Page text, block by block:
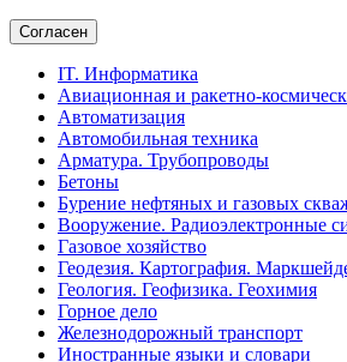
Согласен
IT. Информатика
Авиационная и ракетно-
Автоматизация
Автомобильная техника
Арматура. Трубопроводы
Бетоны
Бурение нефтяных и газовых
Вооружение. Радиоэлектронные
Газовое хозяйство
Геодезия. Картография.
Геология. Геофизика. Геохимия
Горное дело
Железнодорожный транспорт
Иностранные языки и словари